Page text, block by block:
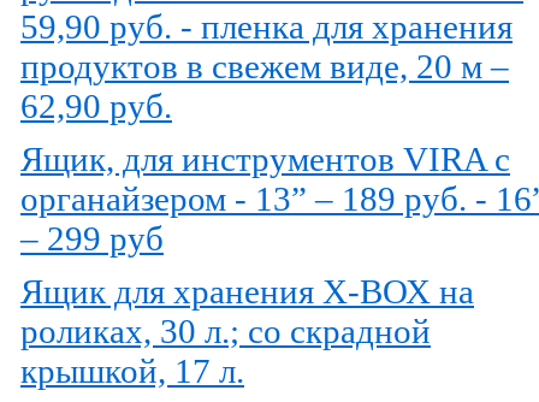
59,90 руб. - пленка для хранения
продуктов в свежем виде, 20 м –
62,90 руб.
Ящик, для инструментов VIRA с
органайзером - 13” – 189 руб. -
– 299 руб
Ящик для хранения Х-ВОХ на
роликах, 30 л.; со скрадной
крышкой, 17 л.